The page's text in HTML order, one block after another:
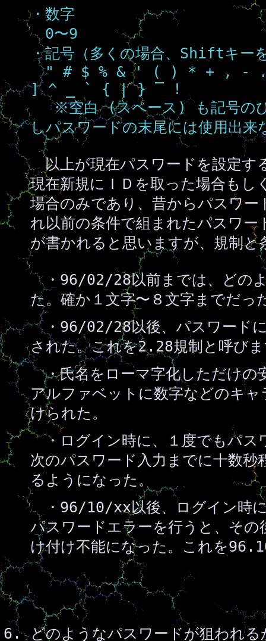
・数字
0〜9
・記号（多くの場合、Shiftキー
" # $ % & ' ( ) * + , - .
] ^ _ ` { | } ‾ !
※空白 (スペース) も記号のひ
しパスワードの末尾には使用出来
以上が現在パスワードを設定す
現在新規にＩＤを取った場合もし
場合のみであり、昔からパスワ
れ以前の条件で組まれたパスワ
が書かれると思いますが、規制
・96/02/28以前までは、どのよ
た。確か１文字〜８文字までだっ
・96/02/28以後、パスワードに
された。これを2.28規制と呼び
・氏名をローマ字化しただけの
アルファベットに数字などのキ
けられた。
・ログイン時に、１度でもパス
次のパスワード入力までに十数秒
るようになった。
・96/10/xx以後、ログイン時に
パスワードエラーを行うと、そ
け付け不能になった。これを
どのようなパスワードが狙われる